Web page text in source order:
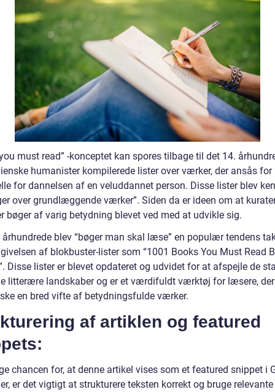
must read” -konceptet kan spores tilbage til det 14.
humanister kompilerede lister over værker, der ansås
for dannelsen af en veluddannet person. Disse lister blev
over grundlæggende værker”. Siden da er ideen om at
bøger af varig betydning blevet ved med at udvikle sig.
århundrede blev “bøger man skal læse” en populær tendens
af blokbuster-lister som “1001 Books You Must Read
Disse lister er blevet opdateret og udvidet for at afspejle de
litterære landskaber og er et værdifuldt værktøj for læsere,
en bred vifte af betydningsfulde værker.
af artiklen og featured
chancen for, at denne artikel vises som et featured snippet i
er det vigtigt at strukturere teksten korrekt og bruge relevante